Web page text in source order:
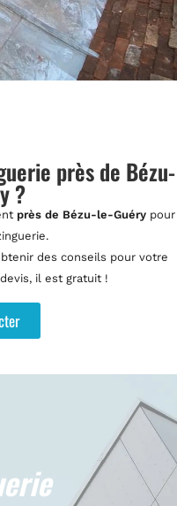
près de Bézu-
?
près de Bézu-le-Guéry pour
des conseils pour votre
il est gratuit !